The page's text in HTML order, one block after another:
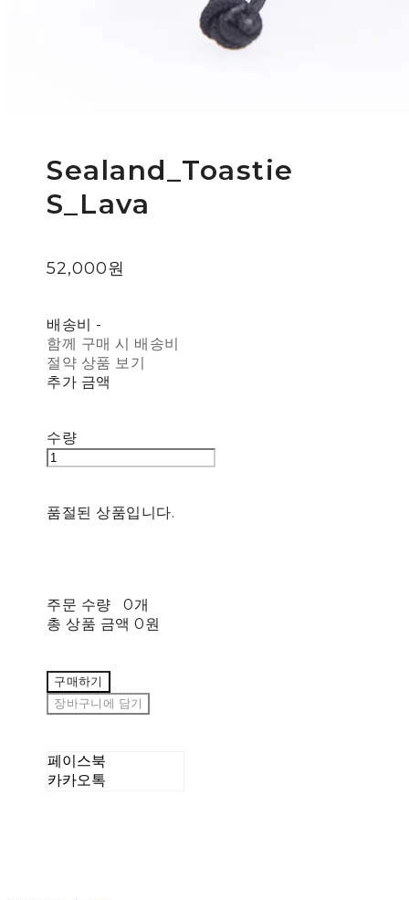
Sealand_Toastie
S_Lava
52,000원
배송비 -
함께 구매 시 배송비
절약 상품 보기
추가 금액
수량
품절된 상품입니다.
주문 수량
0개
총 상품 금액 0원
구매하기
장바구니에 담기
페이스북
카카오톡